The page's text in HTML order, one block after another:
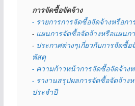
การจัดซื้อจัดจ้าง
- รายการการจัดซื้อจัดจ้างหรือก
- แผนการจัดซื้อจัดจ้างหรือแผนก
- ประกาศต่างๆเกี่ยวกับการจัดซื้
พัสดุ
- ความก้าวหน้าการจัดซื้อจัดจ้าง
- รางานสรุปผลการจัดซื้อจัดจ้าง
ประจำปี